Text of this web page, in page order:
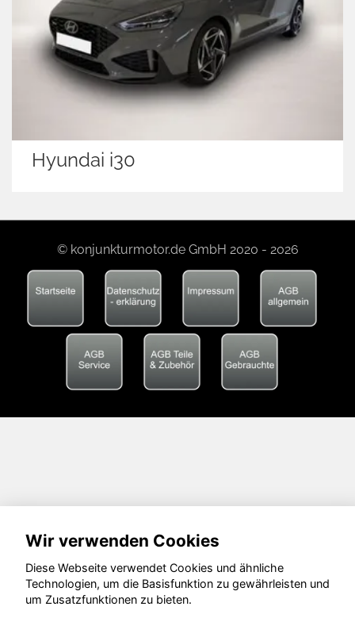
Hyundai i30
© konjunkturmotor.de GmbH 2020 - 2026
Wir verwenden Cookies
Diese Webseite verwendet Cookies und ähnliche
Technologien, um die Basisfunktion zu gewährleisten und
um Zusatzfunktionen zu bieten.